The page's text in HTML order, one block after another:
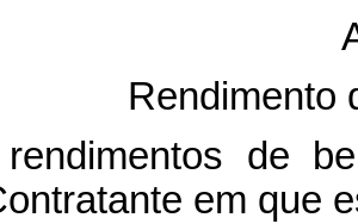
Rendimento
de
em que